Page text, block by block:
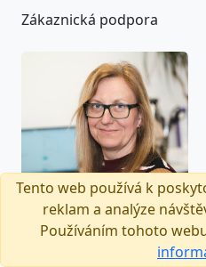
Tento web používá k
reklam a analýze
Používáním tohoto
Zákaznická podpora